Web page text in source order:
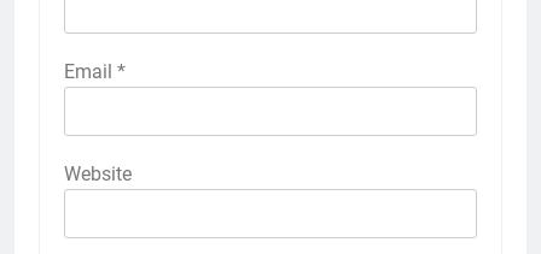
Email *
Website